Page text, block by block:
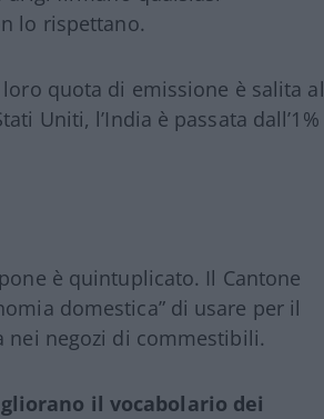
lo rispettano.
quota di emissione è salita al
Uniti, l’India è passata dall’1%
è quintuplicato. Il Cantone
domestica” di usare per il
negozi di commestibili.
il vocabolario dei